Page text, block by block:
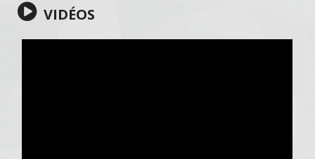
VIDÉOS